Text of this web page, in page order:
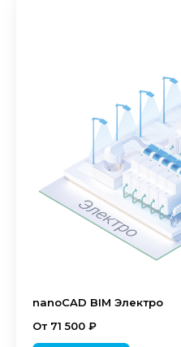
nanoCAD BIM Электро
От 71 500 ₽